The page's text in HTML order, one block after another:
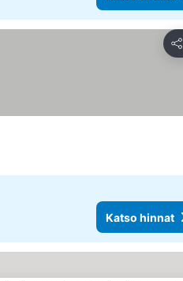
Jaa
Katso hinnat